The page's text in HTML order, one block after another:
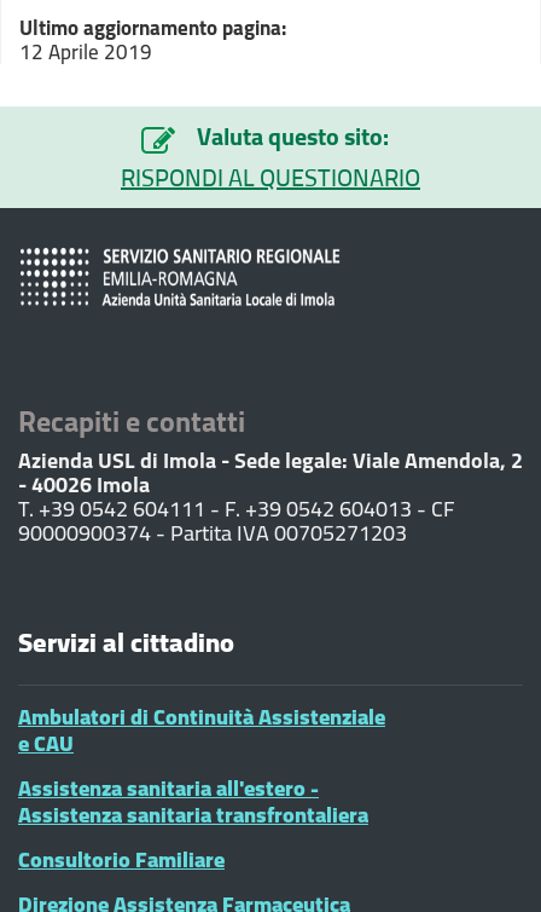
Ultimo aggiornamento pagina:
12 Aprile 2019
Valuta questo sito:
RISPONDI AL QUESTIONARIO
Recapiti e contatti
Azienda USL di Imola - Sede legale: Viale Amendola, 2
- 40026 Imola
T. +39 0542 604111 - F. +39 0542 604013 - CF
90000900374 - Partita IVA 00705271203
Servizi al cittadino
Ambulatori di Continuità Assistenziale
e CAU
Assistenza sanitaria all'estero -
Assistenza sanitaria transfrontaliera
Consultorio Familiare